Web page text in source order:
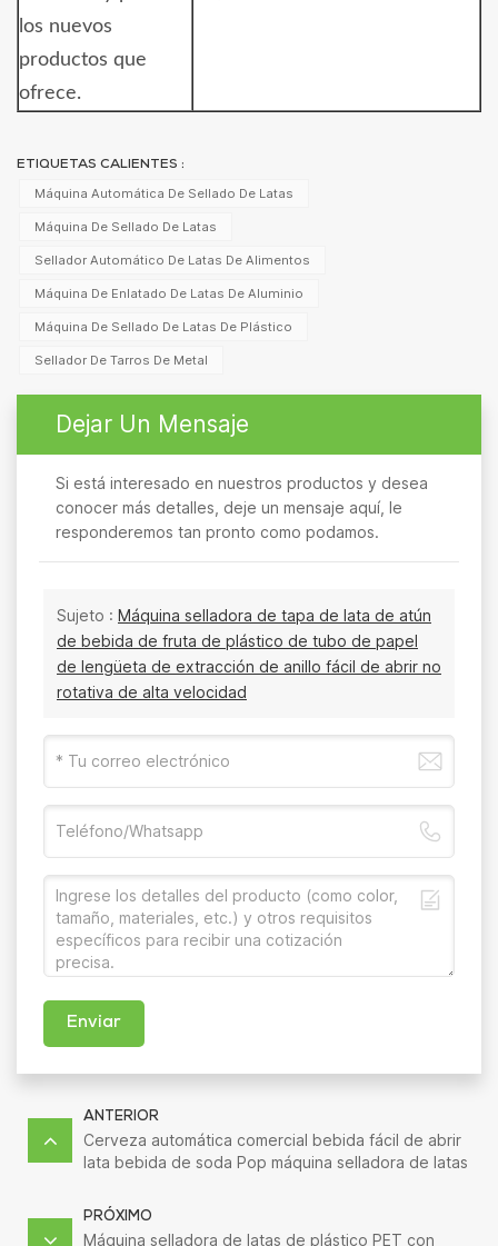
los nuevos
productos que
ofrece.
ETIQUETAS CALIENTES :
Máquina Automática De Sellado De Latas
Máquina De Sellado De Latas
Sellador Automático De Latas De Alimentos
Máquina De Enlatado De Latas De Aluminio
Máquina De Sellado De Latas De Plástico
Sellador De Tarros De Metal
Dejar Un Mensaje
Si está interesado en nuestros productos y desea
conocer más detalles, deje un mensaje aquí, le
responderemos tan pronto como podamos.
Sujeto : Máquina selladora de tapa de lata de atún
de bebida de fruta de plástico de tubo de papel
de lengüeta de extracción de anillo fácil de abrir no
rotativa de alta velocidad
Enviar
ANTERIOR
Cerveza automática comercial bebida fácil de abrir
lata bebida de soda Pop máquina selladora de latas
PRÓXIMO
Máquina selladora de latas de plástico PET con